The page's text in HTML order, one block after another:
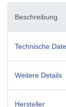
Beschreibung
Technische
Weitere Details
Hersteller